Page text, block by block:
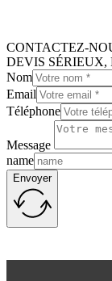
CONTACTEZ-
DEVIS SÉRIEUX,
Nom
Email
Téléphone
Message
name
Envoyer